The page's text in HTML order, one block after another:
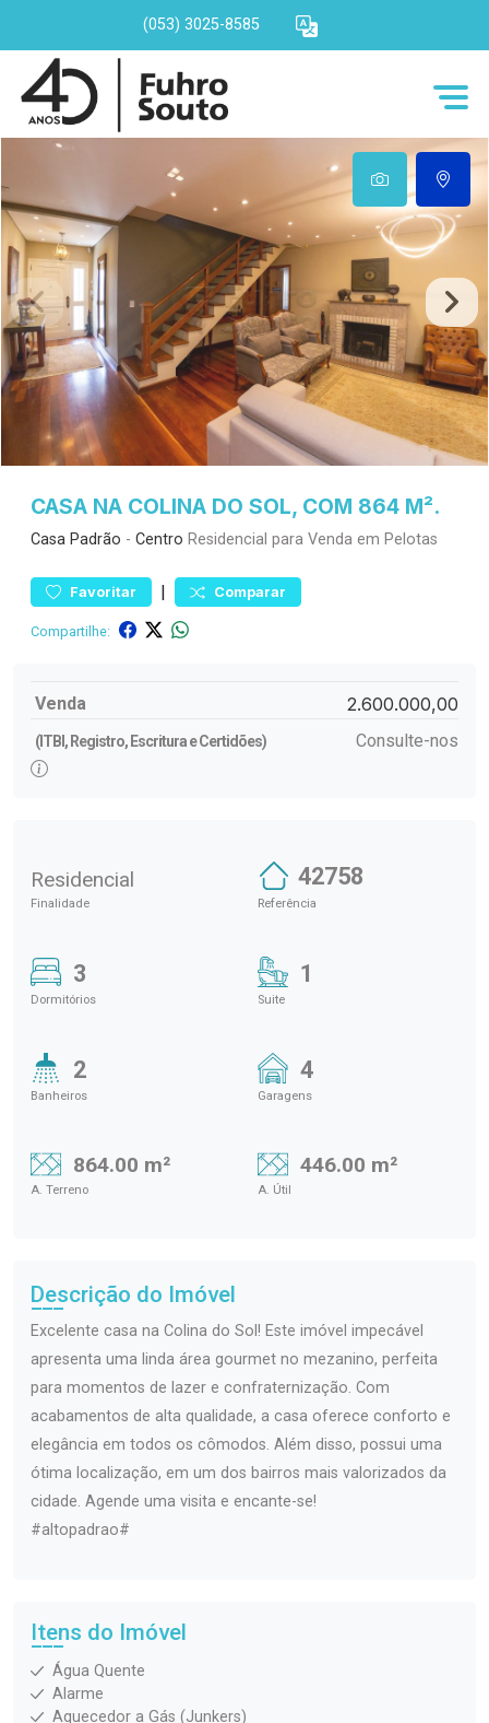
(053) 3025-8585
CASA NA COLINA DO SOL, COM 864 M².
Casa Padrão - Centro Residencial para Venda em Pelotas
Favoritar | Comparar
Compartilhe:
Venda 2.600.000,00
(ITBI, Registro, Escritura e Certidões) Consulte-nos
Residencial
Finalidade
42758
Referência
3
Dormitórios
1
Suite
2
Banheiros
4
Garagens
864.00 m²
A. Terreno
446.00 m²
A. Útil
Descrição do Imóvel
Excelente casa na Colina do Sol! Este imóvel impecável
apresenta uma linda área gourmet no mezanino, perfeita
para momentos de lazer e confraternização. Com
acabamentos de alta qualidade, a casa oferece conforto e
elegância em todos os cômodos. Além disso, possui uma
ótima localização, em um dos bairros mais valorizados da
cidade. Agende uma visita e encante-se!
#altopadrao#
Itens do Imóvel
Água Quente
Alarme
Aquecedor a Gás (Junkers)